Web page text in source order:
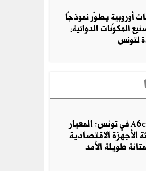
أوروبية يطوّر نموذجًا
المكوّنات الدوائية،
لتونس
أوبو تطلق A6c في تونس: المعيار
الأجهزة الاقتصادية
طويلة الأمد